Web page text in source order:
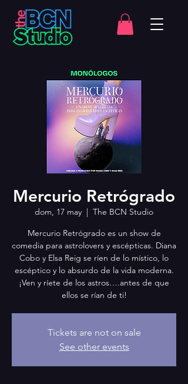
Mercurio Retrógrado
dom, 17 may
  |
The BCN Studio
Mercurio Retrógrado es un show de
comedia para astrolovers y escépticas. Diana
Cobo y Elsa Reig se ríen de lo místico, lo
escéptico y lo absurdo de la vida moderna.
¡Ven y ríete de los astros….antes de que
ellos se rían de ti!
Tickets are not on sale
See other events